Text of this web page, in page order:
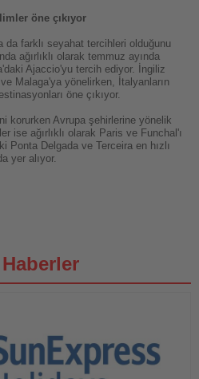
öne çıkıyor
da farklı seyahat tercihleri olduğunu
ağırlıklı olarak temmuz ayında
Ajaccio'yu tercih ediyor. İngiliz
Malaga'ya yönelirken, İtalyanların
öne çıkıyor.
korurken Avrupa şehirlerine yönelik
ise ağırlıklı olarak Paris ve Funchal'ı
Ponta Delgada ve Terceira en hızlı
yer alıyor.